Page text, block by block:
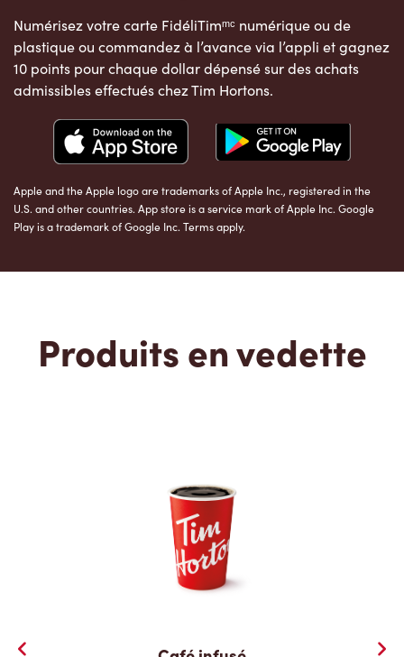
Numérisez votre carte FidéliTimᵐᶜ numérique ou de
plastique ou commandez à l’avance via l’appli et gagnez
10 points pour chaque dollar dépensé sur des achats
admissibles effectués chez Tim Hortons.
Apple and the Apple logo are trademarks of Apple Inc., registered in the
U.S. and other countries. App store is a service mark of Apple Inc. Google
Play is a trademark of Google Inc. Terms apply.
Produits en vedette